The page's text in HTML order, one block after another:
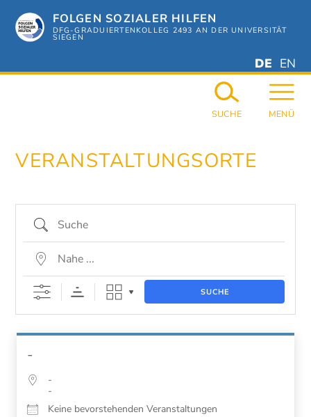
Hauptinhalt
springen
FOLGEN SOZIALER HILFEN
DFG-GRADUIERTENKOLLEG 2493 AN DER UNIVERSITÄT
SIEGEN
DEUTSCH
GERMAN
DE EN
MENÜ
SUCHE
VERANSTALTUNGSORTE
Suche
Nahe ...
SUCHE
-
-
-
Keine bevorstehenden Veranstaltungen